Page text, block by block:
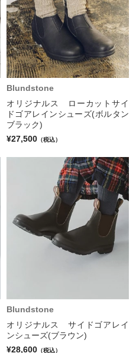
Blundstone
オリジナルス ローカットサイ
ドゴアレインシューズ(ボルタン
ブラック)
¥27,500 （税込）
Blundstone
オリジナルス サイドゴアレイ
ンシューズ(ブラウン)
¥28,600 （税込）